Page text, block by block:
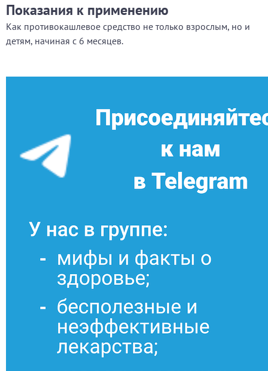
Показания к применению
Как противокашлевое средство не только взрослым, но и
детям, начиная с 6 месяцев.